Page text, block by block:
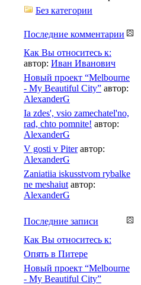
Без категории
Последние комментарии
Как Вы относитесь к:
автор: Иван Иванович
Новый проект “Melbourne
- My Beautiful City” автор:
AlexanderG
Ia zdes', vsio zamechatel'no,
rad, chto pomnite! автор:
AlexanderG
V gosti v Piter автор:
AlexanderG
Zaniatiia iskusstvom rybalke
ne meshaiut автор:
AlexanderG
Последние записи
Как Вы относитесь к:
Опять в Питере
Новый проект “Melbourne
- My Beautiful City”